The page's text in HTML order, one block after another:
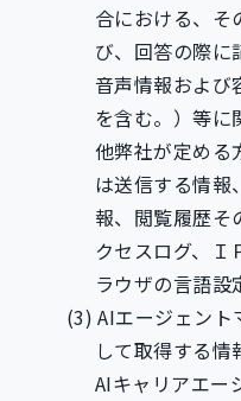
合における、そ
び、回答の際に
音声情報および
を含む。）等に
他弊社が定める
は送信する情報
報、閲覧履歴そ
クセスログ、Ｉ
ラウザの言語設
AIエージェン
して取得する情
AIキャリアエー